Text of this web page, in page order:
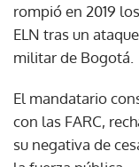
rompió en 2019
ELN tras un
militar de Bogotá.
El mandatario
con las FARC,
su negativa de